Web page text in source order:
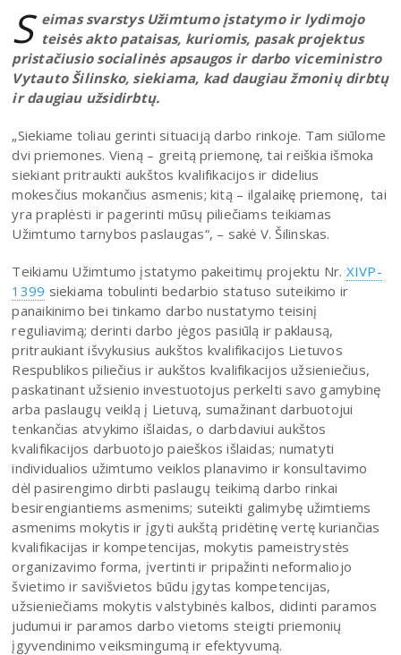
S eimas svarstys Užimtumo įstatymo ir lydimojo
teisės akto pataisas, kuriomis, pasak projektus
pristačiusio socialinės apsaugos ir darbo viceministro
Vytauto Šilinsko, siekiama, kad daugiau žmonių dirbtų
ir daugiau užsidirbtų.
„Siekiame toliau gerinti situaciją darbo rinkoje. Tam siūlome
dvi priemones. Vieną – greitą priemonę, tai reiškia išmoka
siekiant pritraukti aukštos kvalifikacijos ir didelius
mokesčius mokančius asmenis; kitą – ilgalaikę priemonę, tai
yra praplėsti ir pagerinti mūsų piliečiams teikiamas
Užimtumo tarnybos paslaugas“, – sakė V. Šilinskas.
Teikiamu Užimtumo įstatymo pakeitimų projektu Nr. XIVP-
1399 siekiama tobulinti bedarbio statuso suteikimo ir
panaikinimo bei tinkamo darbo nustatymo teisinį
reguliavimą; derinti darbo jėgos pasiūlą ir paklausą,
pritraukiant išvykusius aukštos kvalifikacijos Lietuvos
Respublikos piliečius ir aukštos kvalifikacijos užsieniečius,
paskatinant užsienio investuotojus perkelti savo gamybinę
arba paslaugų veiklą į Lietuvą, sumažinant darbuotojui
tenkančias atvykimo išlaidas, o darbdaviui aukštos
kvalifikacijos darbuotojo paieškos išlaidas; numatyti
individualios užimtumo veiklos planavimo ir konsultavimo
dėl pasirengimo dirbti paslaugų teikimą darbo rinkai
besirengiantiems asmenims; suteikti galimybę užimtiems
asmenims mokytis ir įgyti aukštą pridėtinę vertę kuriančias
kvalifikacijas ir kompetencijas, mokytis pameistrystės
organizavimo forma, įvertinti ir pripažinti neformaliojo
švietimo ir savišvietos būdu įgytas kompetencijas,
užsieniečiams mokytis valstybinės kalbos, didinti paramos
judumui ir paramos darbo vietoms steigti priemonių
įgyvendinimo veiksmingumą ir efektyvumą.